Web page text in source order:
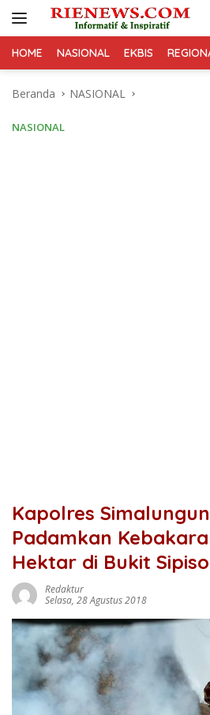
HOME NASIONAL EKBIS
Beranda NASIONAL
NASIONAL
Kapolres
Padamkan
Hektar di Bukit
Redaktur
Selasa, 28 Agustus 2018